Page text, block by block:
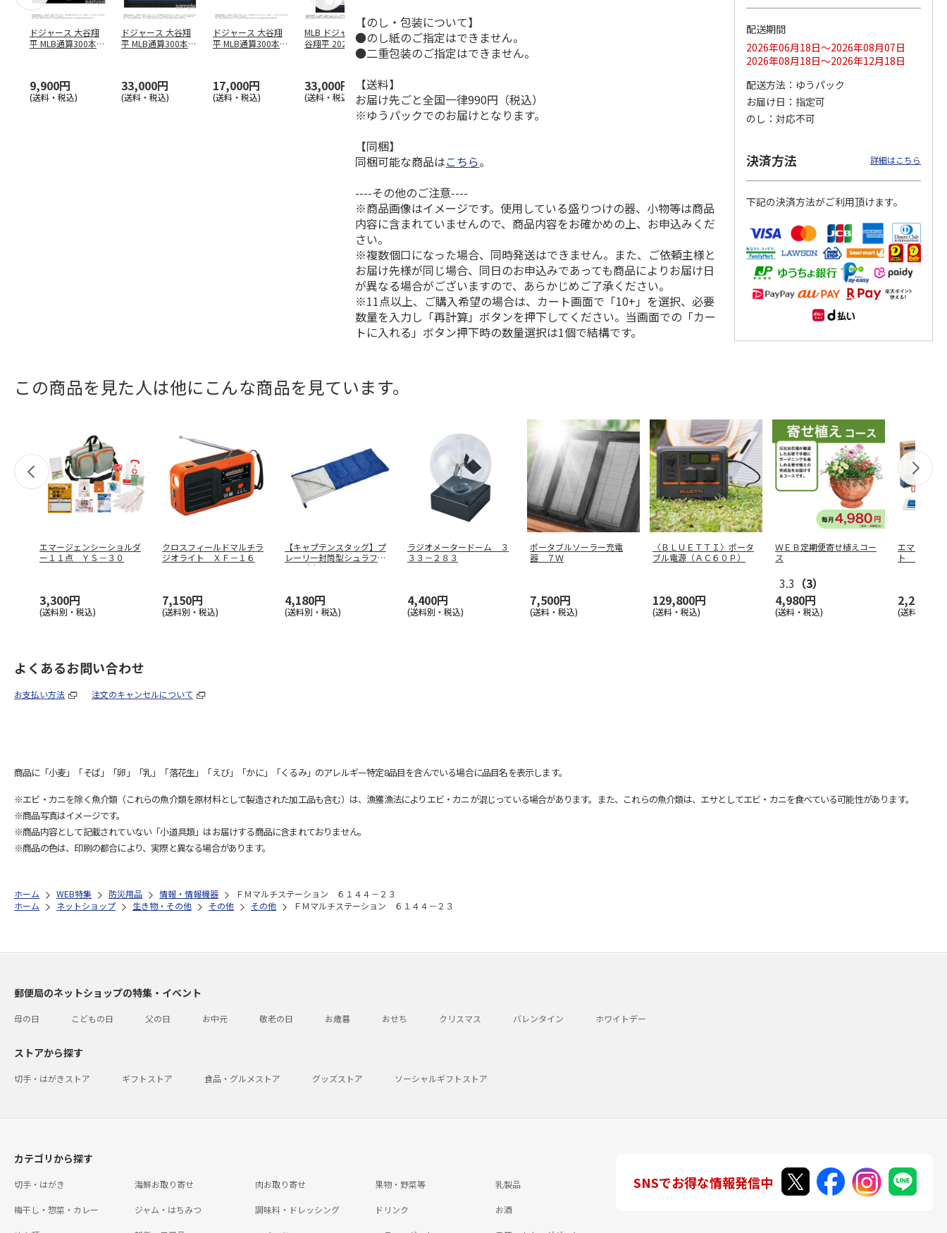
ドジャース 大谷翔
平 MLB通算300本塁
9,900円
(送料・税込)
ドジャース 大谷翔
平 MLB通算300本塁
33,000円
(送料・税込)
ドジャース 大谷翔
平 MLB通算300本塁
17,000円
(送料・税込)
MLB ドジャース 大
谷翔平 2026 NL 3・
33,000円
(送料・税込)
ドジャース 大谷翔
平 日本人最多53試
合連続出塁記念 ダ
(送料・税込)
ドジャース 大谷翔
平 日本人最多53試
合連続出塁記念 コ
(送料・税込)
ドジャース 大谷翔
平 日本人最多53試
合連続出塁記念 シ
ル…
17,000円
(送料・税込)
谷翔平 2026 NL 3・
4月投手…
【のし・包装について】
●のし紙のご指定はできません。
●二重包装のご指定はできません。
【送料】
お届け先ごと全国一律990円（税込）
※ゆうパックでのお届けとなります。
【同梱】
同梱可能な商品はこちら。
----その他のご注意----
※商品画像はイメージです。使用している盛りつけの器、小物等は商品
内容に含まれていませんので、商品内容をお確かめの上、お申込みくだ
さい。
※複数個口になった場合、同時発送はできません。また、ご依頼主様と
お届け先様が同じ場合、同日のお申込みであっても商品によりお届け日
が異なる場合がございますので、あらかじめご了承ください。
※11点以上、ご購入希望の場合は、カート画面で「10+」を選択、必要
数量を入力し「再計算」ボタンを押下してください。当画面での「カー
トに入れる」ボタン押下時の数量選択は1個で結構です。
配送期間
2026年06月18日～2026年08月07日
2026年08月18日～2026年12月18日
配送方法
ゆうパック
お届け日
指定可
のし
対応不可
決済方法 詳細はこちら
下記の決済方法がご利用頂けます。
この商品を見た人は他にこんな商品を見ています。
エマージェンシーショルダ
ー１１点 ＹＳ－３０
3,300円
(送料別・税込)
クロスフィールドマルチラ
ジオライト ＸＦ－１６
7,150円
(送料別・税込)
【キャプテンスタッグ】プ
レーリー封筒型シュラフ６
００（ネイ
4,180円
(送料別・税込)
ラジオメータードーム ３
３３－２８３
4,400円
(送料別・税込)
ポータブルソーラー充電
器 ７Ｗ
7,500円
(送料・税込)
〈ＢＬＵＥＴＴＩ〉ポータ
ブル電源（ＡＣ６０Ｐ）
129,800円
(送料・税込)
ＷＥＢ定期便寄せ植えコー
ス
3.3 （3）
4,980円
(送料・税込)
エマージェ
ト ＵＣ－
2,200円
(送料別・税
よくあるお問い合わせ
お支払い方法 注文のキャンセルについて
商品に「小麦」「そば」「卵」「乳」「落花生」「えび」「かに」「くるみ」のアレルギー特定8品目を含んでいる場合に品目名を表示します。
※エビ・カニを除く魚介類（これらの魚介類を原材料として製造された加工品も含む）は、漁獲漁法によりエビ・カニが混じっている場合があります。また、これらの魚介類は、エサとしてエビ・カニを食べている可能性があります。
※商品写真はイメージです。
※商品内容として記載されていない「小道具類」はお届けする商品に含まれておりません。
※商品の色は、印刷の都合により、実際と異なる場合があります。
ホーム WEB特集 防災用品 情報・情報機器
ＦＭマルチステーション ６１４４－２３
ホーム
ネットショップ 生き物・その他 その他 その他 ＦＭマルチステーション ６１４４－２３
郵便局のネットショップの特集・イベント
母の日 こどもの日 父の日 お中元 敬老の日 お歳暮 おせち クリスマス バレンタイン ホワイトデー
ストアから探す
切手・はがきストア ギフトストア 食品・グルメストア グッズストア ソーシャルギフトストア
カテゴリから探す
切手・はがき 海鮮お取り寄せ 肉お取り寄せ 果物・野菜等 乳製品
梅干し・惣菜・カレー ジャム・はちみつ 調味料・ドレッシング ドリンク お酒
SNSでお得な情報発信中